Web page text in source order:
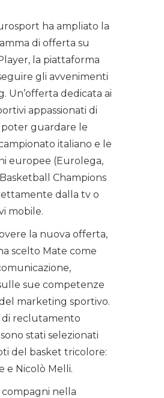
ha ampliato la
di offerta su
la piattaforma
gli avvenimenti
Un’offerta dedicata ai
appassionati di
poter guardare le
italiano e le
europee (Eurolega,
Champions
dalla tv o
mobile.
la nuova offerta,
scelto Mate come
sue competenze
marketing sportivo.
di reclutamento
stati selezionati
del basket tricolore:
e Nicolò Melli.
nella